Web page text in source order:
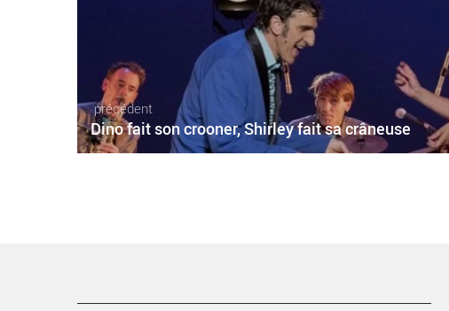
précédent
Dino fait son crooner, Shirley fait sa crâneuse